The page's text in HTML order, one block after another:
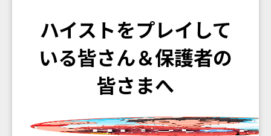
ハイストをプレイして
いる皆さん＆保護者の
皆さまへ